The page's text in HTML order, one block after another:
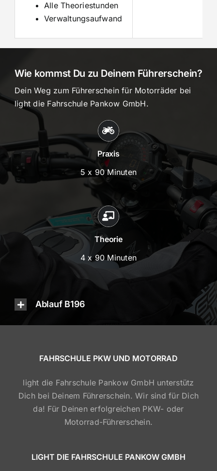
Alle Theoriestunden
Verwaltungsaufwand
Wie kommst Du zu Deinem Führerschein?
Dein Weg zum Führerschein für Motorräder bei
light die Fahrschule Pankow GmbH.
Praxis
5 x 90 Minuten
Theorie
4 x 90 Minuten
Ablauf B196
FAHRSCHULE PKW UND MOTORRAD
light die Fahrschule Pankow GmbH unterstütz
Dich bei Deinem Führerschein. Wir sind für Dich
da! Für Deinen erfolgreichen PKW- oder
Motorrad-Führerschein.
LIGHT DIE FAHRSCHULE PANKOW GMBH